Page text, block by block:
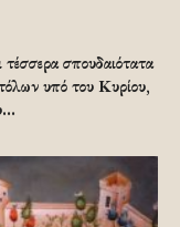
σπουδαιότατα
υπό του Κυρίου,